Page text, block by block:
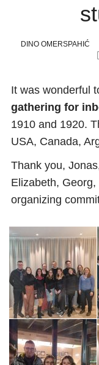
DINO OMERSPAHIĆ
It was wonderful
gathering for
1910 and 1920.
USA, Canada,
Thank you,
Elizabeth,
organizing